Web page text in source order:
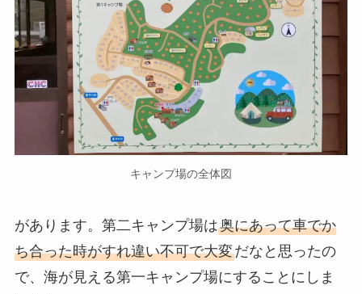
キャンプ場の全体図
があります。第二キャンプ場は奥にあって車でか
ち合った時がすれ違い不可で大変だなと思ったの
で、海が見える第一キャンプ場にすることにしま